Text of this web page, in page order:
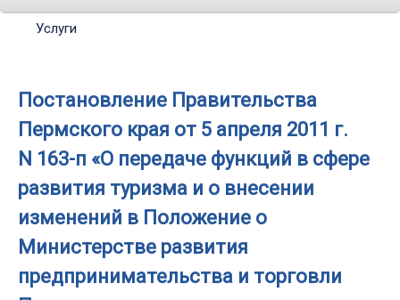
Услуги
Постановление Правительства
Пермского края от 5 апреля 2011 г.
N 163-п «О передаче функций в сфере
развития туризма и о внесении
изменений в Положение о
Министерстве развития
предпринимательства и торговли